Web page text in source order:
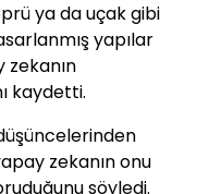
ya da uçak gibi
yapılar
zekanın
kaydetti.
zekanın onu
söyledi.